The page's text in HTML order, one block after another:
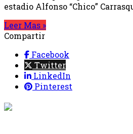
estadio Alfonso “Chico”
Leer Mas »
Compartir
Facebook
Twitter
LinkedIn
Pinterest